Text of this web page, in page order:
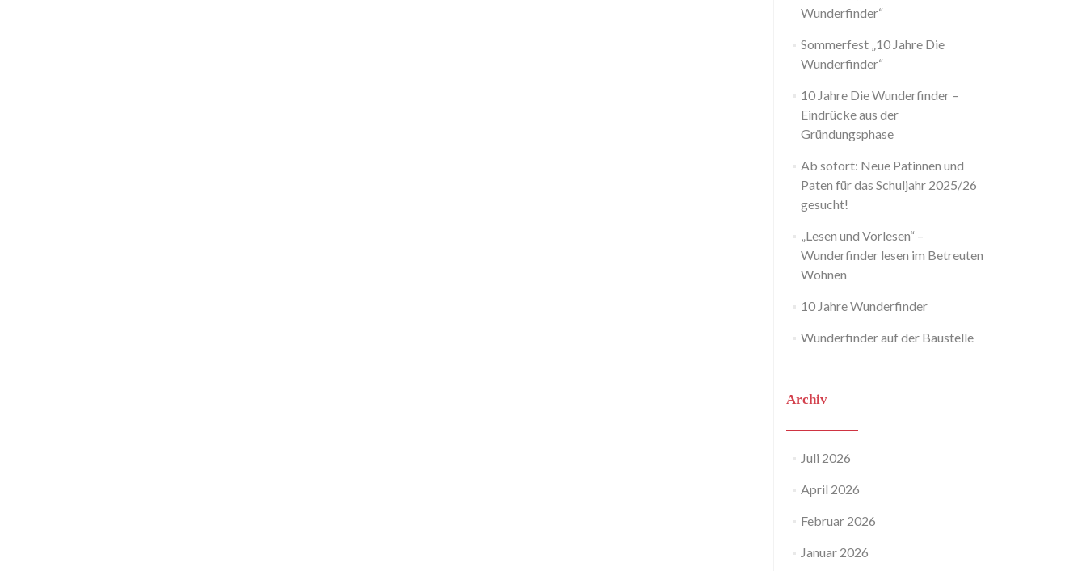
Wunderfinder“
Sommerfest „10 Jahre Die
Wunderfinder“
10 Jahre Die Wunderfinder –
Eindrücke aus der
Gründungsphase
Ab sofort: Neue Patinnen und
Paten für das Schuljahr 2025/26
gesucht!
„Lesen und Vorlesen“ –
Wunderfinder lesen im Betreuten
Wohnen
10 Jahre Wunderfinder
Wunderfinder auf der Baustelle
Archiv
Juli 2026
April 2026
Februar 2026
Januar 2026